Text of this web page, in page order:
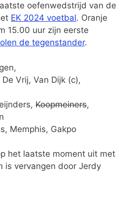
oefenwedstrijd van de
EK 2024 voetbal. Oranje
15.00 uur zijn eerste
de tegenstander.
De Vrij, Van Dijk (c),
Koopmeiners,
Memphis, Gakpo
het laatste moment uit met
is vervangen door Jerdy